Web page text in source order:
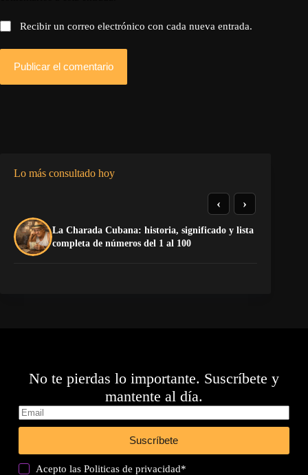
Recibir un correo electrónico con cada nueva entrada.
Publicar el comentario
Lo más consultado hoy
La Charada Cubana: historia, significado y lista
completa de números del 1 al 100
‹ ›
No te pierdas lo importante. Suscríbete y
mantente al día.
Suscríbete
Acepto lasPoliticas de privacidad*